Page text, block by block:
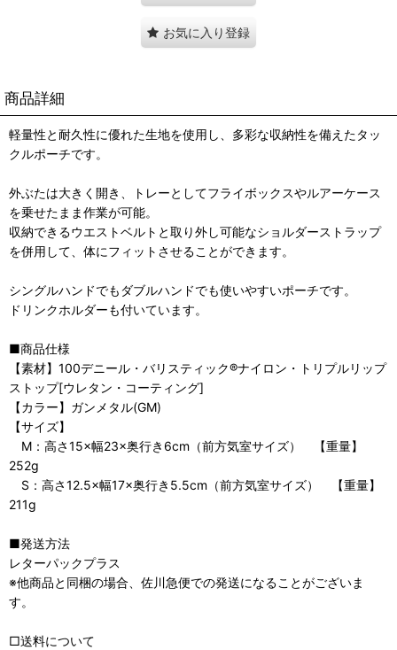
お気に入り登録
商品詳細
軽量性と耐久性に優れた生地を使用し、多彩な収納性を備えたタッ
クルポーチです。
外ぶたは大きく開き、トレーとしてフライボックスやルアーケース
を乗せたまま作業が可能。
収納できるウエストベルトと取り外し可能なショルダーストラップ
を併用して、体にフィットさせることができます。
シングルハンドでもダブルハンドでも使いやすいポーチです。
ドリンクホルダーも付いています。
■商品仕様
【素材】100デニール・バリスティック®ナイロン・トリプルリップ
ストップ[ウレタン・コーティング]
【カラー】ガンメタル(GM)
【サイズ】
M：高さ15×幅23×奥行き6cm（前方気室サイズ） 【重量】
252g
S：高さ12.5×幅17×奥行き5.5cm（前方気室サイズ） 【重量】
211g
■発送方法
レターパックプラス
※他商品と同梱の場合、佐川急便での発送になることがございま
す。
□送料について